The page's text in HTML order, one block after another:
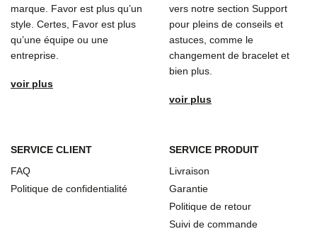
marque. Favor est plus qu’un
style. Certes, Favor est plus
qu’une équipe ou une
entreprise.
voir plus
vers notre section Support
pour pleins de conseils et
astuces, comme le
changement de bracelet et
bien plus.
voir plus
SERVICE CLIENT
FAQ
Politique de confidentialité
SERVICE PRODUIT
Livraison
Garantie
Politique de retour
Suivi de commande